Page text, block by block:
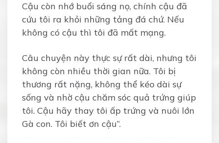
Cậu còn nhớ buổi sáng nọ, chính cậu đã
cứu tôi ra khỏi những tảng đá chứ. Nếu
không có cậu thì tôi đã mất mạng.
Câu chuyện này thực sự rất dài, nhưng tôi
không còn nhiều thời gian nữa. Tôi bị
thương rất nặng, không thể kéo dài sự
sống và nhờ cậu chăm sóc quả trứng giúp
tôi. Cậu hãy thay tôi ấp trứng và nuôi lớn
Gà con. Tôi biết ơn cậu”.